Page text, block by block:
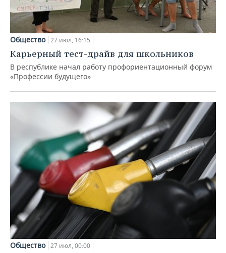
Общество 27 июл, 16:15
Карьерный тест-драйв для школьников
В республике начал работу профориентационный форум
«Профессии будущего»
Общество 27 июл, 00:00